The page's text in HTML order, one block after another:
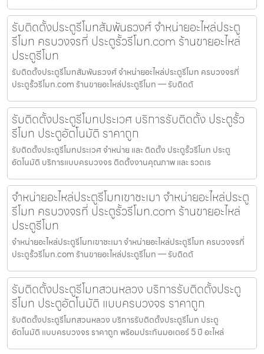
รับติดตั้งประตูรีโมทสัมพันธวงศ์ จำหน่ายอะไหล่ประตู
รีโมท ครบวงจรที่ ประตูรั้วรีโมท.com ร้านขายอะไหล่
ประตูรีโมท
รับติดตั้งประตูรีโมทสัมพันธวงศ์ จำหน่ายอะไหล่ประตูรีโมท ครบวงจรที่
ประตูรั้วรีโมท.com ร้านขายอะไหล่ประตูรีโมท — รับติดตั
รับติดตั้งประตูรีโมทประเวศ บริการรับติดตั้ง ประตูรั้ว
รีโมท ประตูอัตโนมัติ ราคาถูก
รับติดตั้งประตูรีโมทประเวศ จำหน่าย และ ติดตั้ง ประตูรั้วรีโมท ประตู
อัตโนมัติ บริการแบบครบวงจร ติดตั้งงานคุณภาพ และ รวดเร
จำหน่ายอะไหล่ประตูรีโมทเขาชะเมา จำหน่ายอะไหล่ประตู
รีโมท ครบวงจรที่ ประตูรั้วรีโมท.com ร้านขายอะไหล่
ประตูรีโมท
จำหน่ายอะไหล่ประตูรีโมทเขาชะเมา จำหน่ายอะไหล่ประตูรีโมท ครบวงจรที่
ประตูรั้วรีโมท.com ร้านขายอะไหล่ประตูรีโมท — รับติดตั
รับติดตั้งประตูรีโมทสวนหลวง บริการรับติดตั้งประตู
รีโมท ประตูอัตโนมัติ แบบครบวงจร ราคาถูก
รับติดตั้งประตูรีโมทสวนหลวง บริการรับติดตั้งประตูรีโมท ประตู
อัตโนมัติ แบบครบวงจร ราคาถูก พร้อมประกันมอเตอร์ 5 ปี อะไหล่